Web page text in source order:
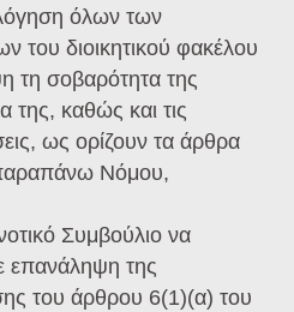
όλων των
του διοικητικού φακέλου
τη σοβαρότητα της
της, καθώς και τις
ως ορίζουν τα άρθρα
Νόμου,
Συμβούλιο να
επανάληψη της
του άρθρου 6(1)(α) του